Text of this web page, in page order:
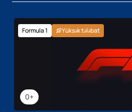
0+
Formula 1 Yüksək tələbat